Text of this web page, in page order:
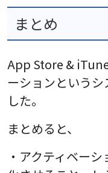
まとめ
App Store &
ーションという
した。
まとめると、
・アクティベー